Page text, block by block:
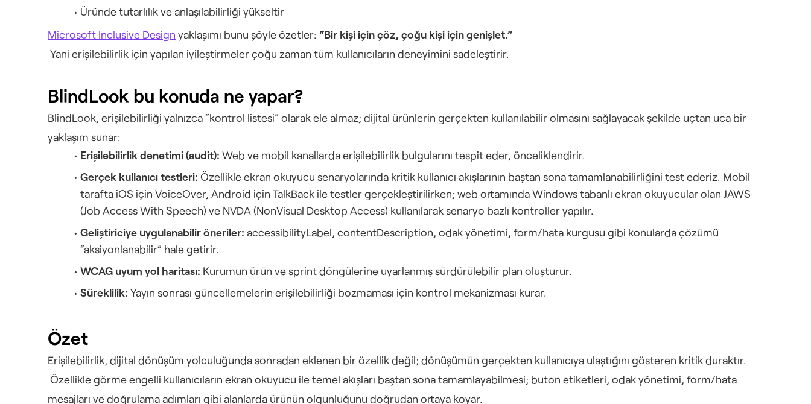
Üründe tutarlılık ve anlaşılabilirliği yükseltir
Microsoft Inclusive Design yaklaşımı bunu şöyle özetler: “Bir kişi için çöz, çoğu kişi için genişlet.”
Yani erişilebilirlik için yapılan iyileştirmeler çoğu zaman tüm kullanıcıların deneyimini sadeleştirir.
BlindLook bu konuda ne yapar?
BlindLook, erişilebilirliği yalnızca “kontrol listesi” olarak ele almaz; dijital ürünlerin gerçekten kullanılabilir olmasını sağlayacak şekilde uçtan uca bir
yaklaşım sunar:
Erişilebilirlik denetimi (audit): Web ve mobil kanallarda erişilebilirlik bulgularını tespit eder, önceliklendirir.
Gerçek kullanıcı testleri: Özellikle ekran okuyucu senaryolarında kritik kullanıcı akışlarının baştan sona tamamlanabilirliğini test ederiz. Mobil
tarafta iOS için VoiceOver, Android için TalkBack ile testler gerçekleştirilirken; web ortamında Windows tabanlı ekran okuyucular olan JAWS
(Job Access With Speech) ve NVDA (NonVisual Desktop Access) kullanılarak senaryo bazlı kontroller yapılır.
Geliştiriciye uygulanabilir öneriler: accessibilityLabel, contentDescription, odak yönetimi, form/hata kurgusu gibi konularda çözümü
“aksiyonlanabilir” hale getirir.
WCAG uyum yol haritası: Kurumun ürün ve sprint döngülerine uyarlanmış sürdürülebilir plan oluşturur.
Süreklilik: Yayın sonrası güncellemelerin erişilebilirliği bozmaması için kontrol mekanizması kurar.
Özet
Erişilebilirlik, dijital dönüşüm yolculuğunda sonradan eklenen bir özellik değil; dönüşümün gerçekten kullanıcıya ulaştığını gösteren kritik duraktır.
mesajları ve doğrulama adımları gibi alanlarda ürünün olgunluğunu doğrudan ortaya koyar.